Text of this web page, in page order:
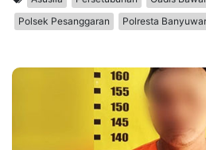
Polsek Pesanggaran
Polresta